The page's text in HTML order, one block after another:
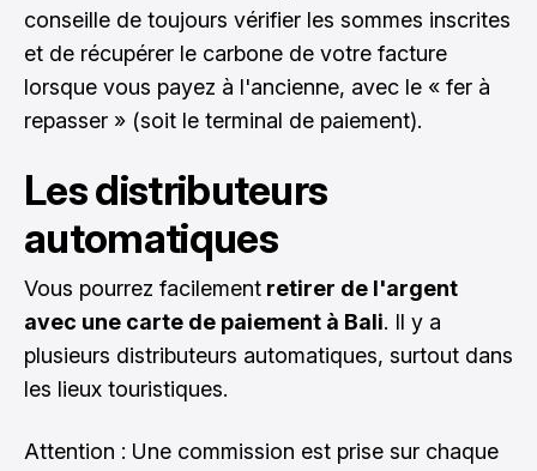
conseille de toujours vérifier les sommes inscrites
et de récupérer le carbone de votre facture
lorsque vous payez à l'ancienne, avec le « fer à
repasser » (soit le terminal de paiement).
Les distributeurs
automatiques
Vous pourrez facilement retirer de l'argent
avec une carte de paiement à Bali. Il y a
plusieurs distributeurs automatiques, surtout dans
les lieux touristiques.
Attention : Une commission est prise sur chaque